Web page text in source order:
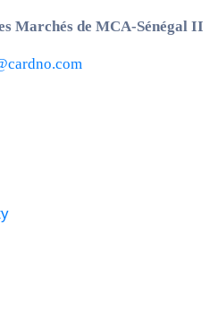
Marchés de MCA-Sénégal II